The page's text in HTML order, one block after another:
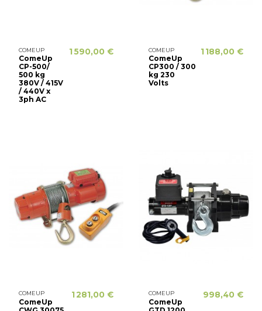
COMEUP
ComeUp
CP-500/
500 kg
380V / 415V
/ 440V x
3ph AC
1 590,00 € COMEUP
ComeUp
CP300 / 300
kg 230
Volts
1 188,00 €
COMEUP
ComeUp
1 281,00 € COMEUP
ComeUp
998,40 €